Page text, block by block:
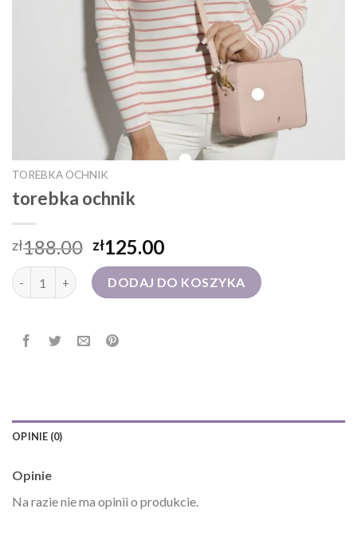
TOREBKA OCHNIK
torebka ochnik
zł188.00 zł125.00
ilość torebka ochnikDODAJ DO KOSZYKA
OPINIE (0)
Opinie
Na razie nie ma opinii o produkcie.